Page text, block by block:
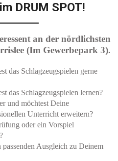
DRUM SPOT!
an der nördlichsten
(Im Gewerbepark 3).
das Schlagzeugspielen gerne
das Schlagzeugspielen lernen?
und möchtest Deine
Unterricht erweitern?
oder ein Vorspiel
Ausgleich zu Deinem